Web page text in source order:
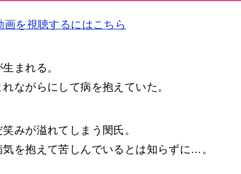
画を視聴するにはこちら
まれる。
ながらにして病を抱えていた。
みが溢れてしまう閔氏。
を抱えて苦しんでいるとは知らずに…。